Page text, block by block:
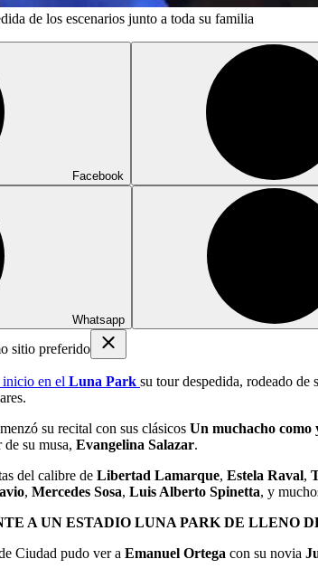
de los escenarios junto a toda su familia
Facebook
Whatsapp
sitio preferido
en el Luna Park su tour despedida, rodeado de
su recital con sus clásicos Un muchacho como
de su musa, Evangelina Salazar.
del calibre de Libertad Lamarque, Estela Raval,
, Mercedes Sosa, Luis Alberto Spinetta, y
A UN ESTADIO LUNA PARK DE LLENO
Ciudad pudo ver a Emanuel Ortega con su novia